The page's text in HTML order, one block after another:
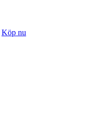
Köp nu